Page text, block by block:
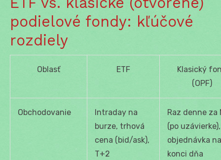
podielové fondy: kľúčové
rozdiely
Oblasť ETF
Klasický
(OPF)
Obchodovanie
Intraday na
burze, trhová
cena (bid/ask),
T+2
Raz denne za
(po uzávierke),
objednávka na
konci dňa